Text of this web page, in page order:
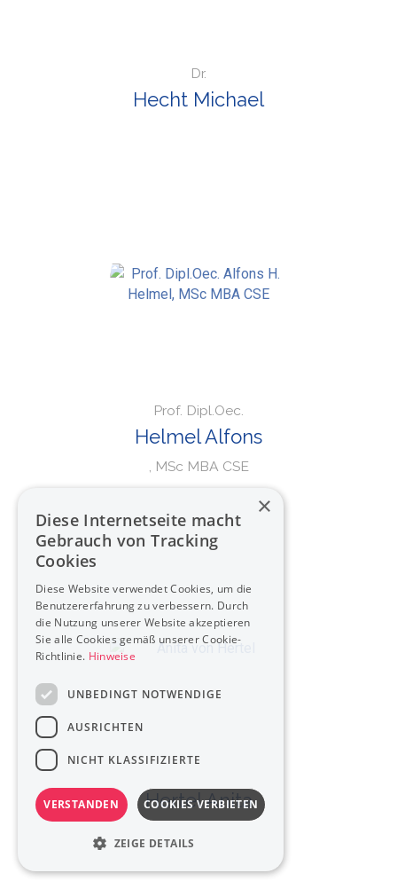
Dr.
Hecht Michael
Prof. Dipl.Oec.
Helmel Alfons
, MSc MBA CSE
Hertel Anita
×
Diese Internetseite macht
Gebrauch von Tracking
Cookies
Diese Website verwendet Cookies, um die
Benutzererfahrung zu verbessern. Durch
die Nutzung unserer Website akzeptieren
Sie alle Cookies gemäß unserer Cookie-
Richtlinie. Hinweise
UNBEDINGT NOTWENDIGE
AUSRICHTEN
NICHT KLASSIFIZIERTE
VERSTANDEN COOKIES VERBIETEN
ZEIGE DETAILS